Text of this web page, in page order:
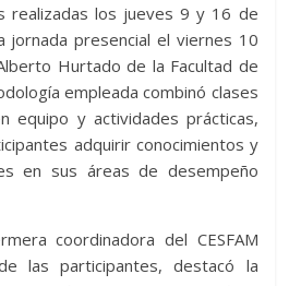
realizadas los jueves 9 y 16 de
jornada presencial el viernes 10
Hurtado de la Facultad de
empleada combinó clases
equipo y actividades prácticas,
adquirir conocimientos y
en sus áreas de desempeño
coordinadora del CESFAM
las participantes, destacó la